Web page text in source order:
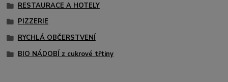
RESTAURACE A HOTELY
PIZZERIE
RYCHLÁ OBČERSTVENÍ
BIO NÁDOBÍ z cukrové třtiny